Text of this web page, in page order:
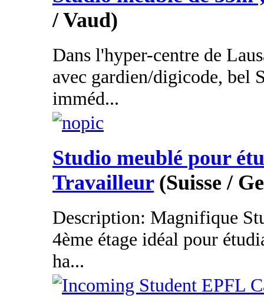
/ Vaud)
Dans l'hyper-centre de
avec gardien/digicode, bel
imméd...
Studio meublé pour
Travailleur (Suisse /
Description: Magnifique
4ème étage idéal pour
ha...